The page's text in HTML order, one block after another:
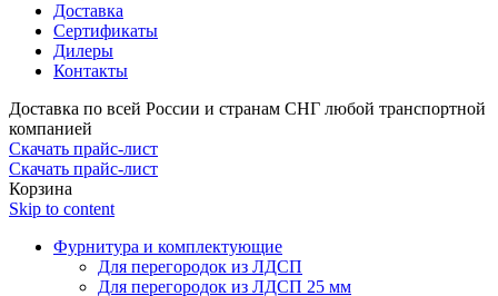
Доставка
Сертификаты
Дилеры
Контакты
Доставка по всей России и странам СНГ любой транспортной
компанией
Скачать прайс-лист
Скачать прайс-лист
Корзина
Skip to content
Фурнитура и комплектующие
Для перегородок из ЛДСП
Для перегородок из ЛДСП 25 мм